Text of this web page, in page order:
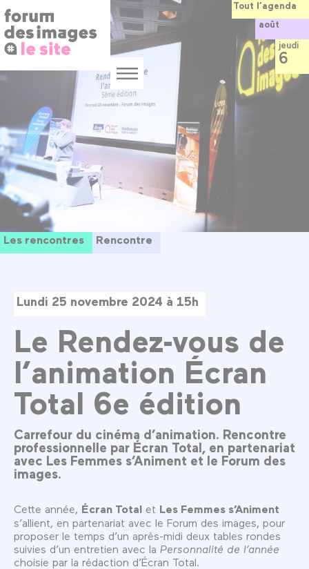
Panneau de gestion des cookies
au
contenu
principal
Menu
Les rencontres Rencontre
Lundi 25 novembre 2024 à 15h
Le Rendez-vous de
l’animation Écran
Total 6e édition
Carrefour du cinéma d’animation. Rencontre
professionnelle par Écran Total, en partenariat
avec Les Femmes s’Animent et le Forum des
images.
Cette année, Écran Total et Les Femmes s’Animent
s’allient, en partenariat avec le Forum des images, pour
proposer le temps d’un après-midi deux tables rondes
suivies d’un entretien avec la Personnalité de l’année
choisie par la rédaction d’Écran Total.
Tout l’agenda
août
jeudi
6